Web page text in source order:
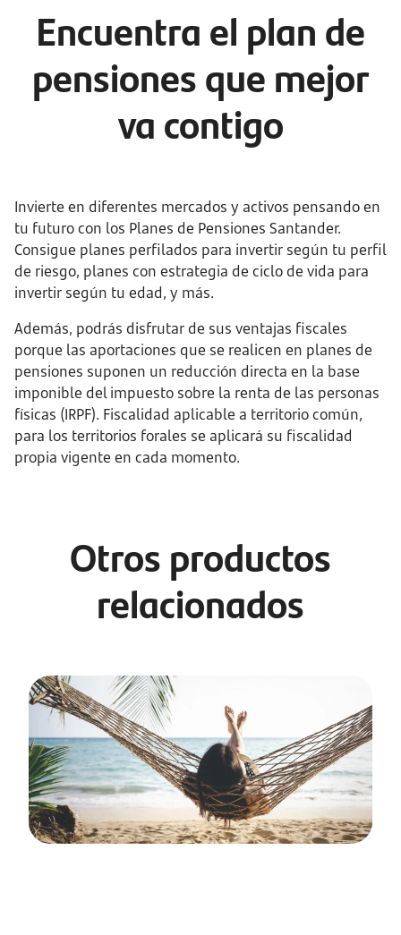
Encuentra el plan de
pensiones que mejor
va contigo
Invierte en diferentes mercados y activos pensando en
tu futuro con los Planes de Pensiones Santander.
Consigue planes perfilados para invertir según tu perfil
de riesgo, planes con estrategia de ciclo de vida para
invertir según tu edad, y más.
Además, podrás disfrutar de sus ventajas fiscales
porque las aportaciones que se realicen en planes de
pensiones suponen un reducción directa en la base
imponible del impuesto sobre la renta de las personas
físicas (IRPF). Fiscalidad aplicable a territorio común,
para los territorios forales se aplicará su fiscalidad
propia vigente en cada momento.
Otros productos
relacionados